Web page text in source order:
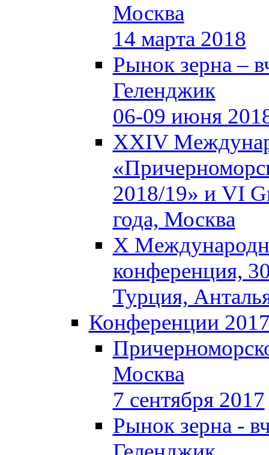
Москва
14 марта 2018
Рынок зерна –
Геленджик
06-09 июня
XXIV
2018/19» и VI
года, Москва
X
конференция,
Турция,
Конференции
Москва
7 сентября 2017
Рынок зерна -